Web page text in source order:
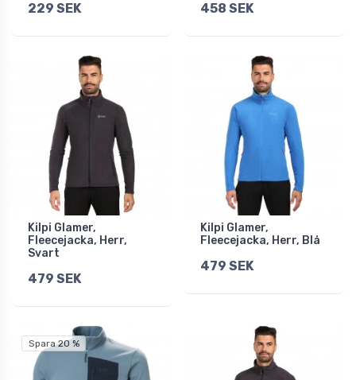
229 SEK 458 SEK
Kilpi Glamer,
Fleecejacka, Herr,
Svart
479 SEK
Kilpi Glamer,
Fleecejacka, Herr, Blå
479 SEK
Spara 20 %